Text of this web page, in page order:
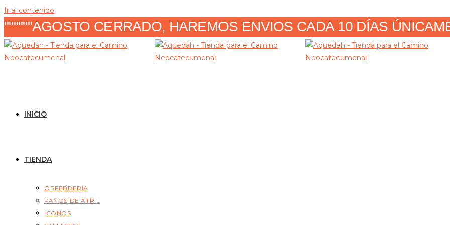
Ir al contenido
""""""AGOSTO CERRADO, HAREMOS ENVIOS CADA 10 DÍAS
INICIO
TIENDA
ORFEBRERÍA
PAÑOS DE ATRIL
ICONOS